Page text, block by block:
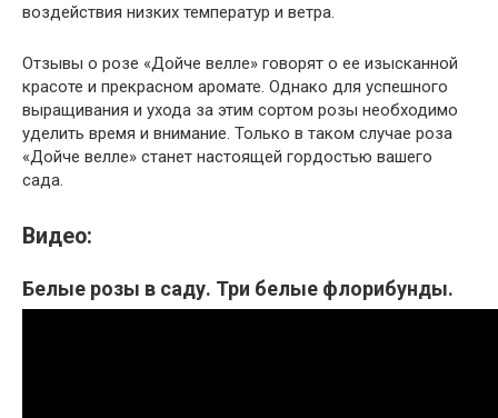
воздействия низких температур и ветра.
Отзывы о розе «Дойче велле» говорят о ее изысканной
красоте и прекрасном аромате. Однако для успешного
выращивания и ухода за этим сортом розы необходимо
уделить время и внимание. Только в таком случае роза
«Дойче велле» станет настоящей гордостью вашего
сада.
Видео:
Белые розы в саду. Три белые флорибунды.